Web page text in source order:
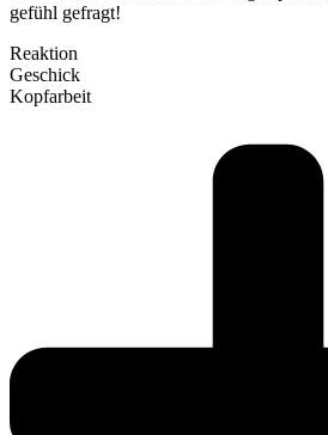
gefühl gefragt!
Reaktion
Geschick
Kopf­arbeit